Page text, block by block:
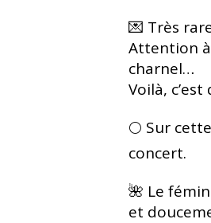
💌 Très
Attention
charnel…
Voilà,
🌕 Sur
concert.
🌺 Le
et